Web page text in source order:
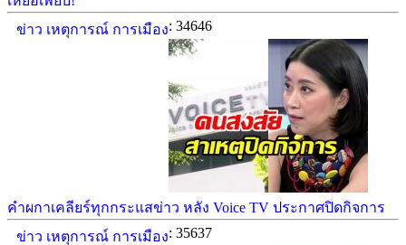
ข่าว เหตุการณ์ การเมือง: 34646
คำผกาเคลียร์ทุกกระแสข่าว หลัง Voice TV ประกาศปิดกิจการ
ข่าว เหตุการณ์ การเมือง: 35637